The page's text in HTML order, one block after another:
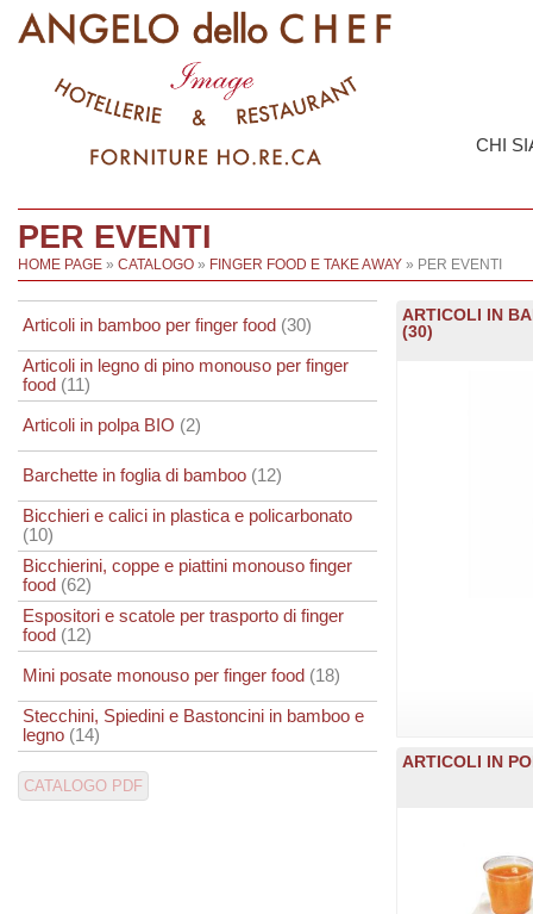
CHI
PER EVENTI
HOME PAGE » CATALOGO » FINGER FOOD E TAKE AWAY » PER EVENTI
Articoli in bamboo per finger food (30)
Articoli in legno di pino monouso per finger
food (11)
Articoli in polpa BIO (2)
Barchette in foglia di bamboo (12)
Bicchieri e calici in plastica e policarbonato
(10)
Bicchierini, coppe e piattini monouso finger
food (62)
Espositori e scatole per trasporto di finger
food (12)
Mini posate monouso per finger food (18)
Stecchini, Spiedini e Bastoncini in bamboo e
legno (14)
ARTICOLI IN
(30)
ARTICOLI IN